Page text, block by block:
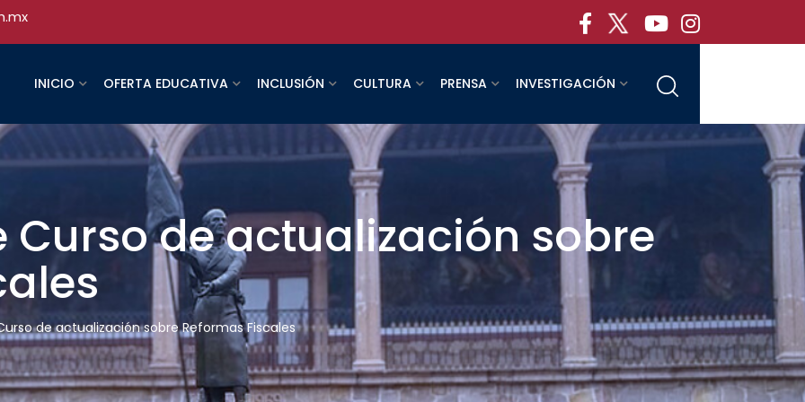
INICIO OFERTA EDUCATIVA INCLUSIÓN CULTURA PRENSA INVESTIGACIÓN
Curso de actualización sobre
de actualización sobre Reformas Fiscales